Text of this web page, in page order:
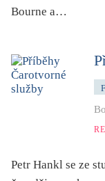
o překladu
od 15 let
parodie
pro 13 až 15 let
Bourne a…
Petr Hankl se ze